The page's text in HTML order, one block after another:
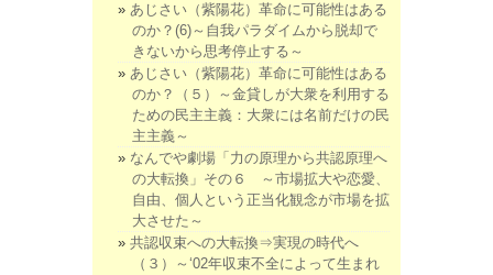
あじさい（紫陽花）革命に可能性はある
のか？(6)～自我パラダイムから脱却で
きないから思考停止する～
あじさい（紫陽花）革命に可能性はある
のか？（５）～金貸しが大衆を利用する
ための民主主義：大衆には名前だけの民
主主義～
なんでや劇場「力の原理から共認原理へ
の大転換」その６ ～市場拡大や恋愛、
自由、個人という正当化観念が市場を拡
大させた～
共認収束への大転換⇒実現の時代へ
（３）～‘02年収束不全によって生まれ